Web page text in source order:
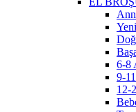
6-8
9-
12-